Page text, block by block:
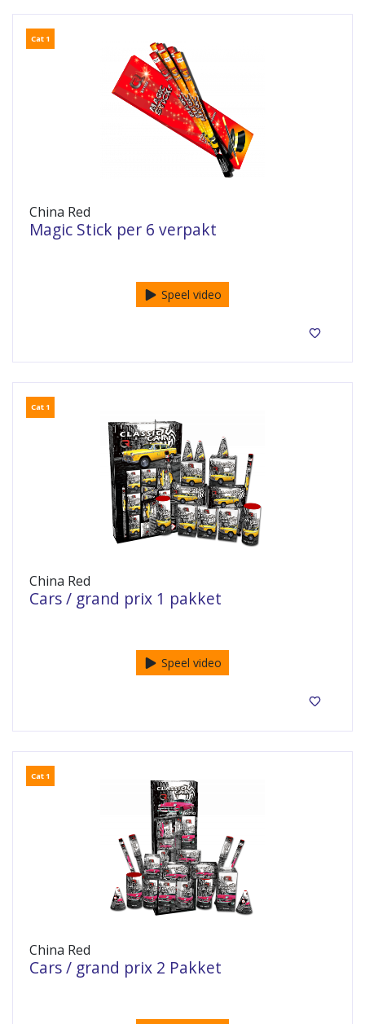
Cat 1
China Red
Magic Stick per 6 verpakt
Speel video
Cat 1
China Red
Cars / grand prix 1 pakket
Speel video
Cat 1
China Red
Cars / grand prix 2 Pakket